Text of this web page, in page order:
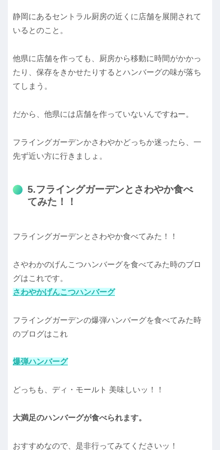
静岡にあるセントラル厨房の近くに店舗を展開されて
いるとのこと。
他県に店舗を作っても、厨房から移動に時間がかかっ
たり、保存をきかせたりするとハンバーグの味が落ち
てしまう。
だから、他県には店舗を作っていないんですねー。
フライングガーデンかさわやかどっちか迷ったら、一
先ず近い方に行きましょ。
5.フライングガーデンとさわやか食べ
てみた！！
フライングガーデンとさわやか食べてみた！！
さやわかのげんこつハンバーグを食べてみた時のブロ
グはこれです。
さわやかげんこつハンバーグ
フライングガーデンの爆弾ハンバーグを食べてみた時
のブログはこれ
爆弾ハンバーグ
どっちも、ディ・モールト 美味しいッ！！
大満足のハンバーグが食べられます。
おすすめなので、是非行ってみてくださいッ！